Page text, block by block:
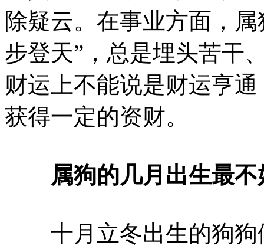
除疑云。在事业方面，
步登天”，总是埋头苦干
财运上不能说是财运亨
获得一定的资财。
属狗的几月出生最不
十月立冬出生的狗狗